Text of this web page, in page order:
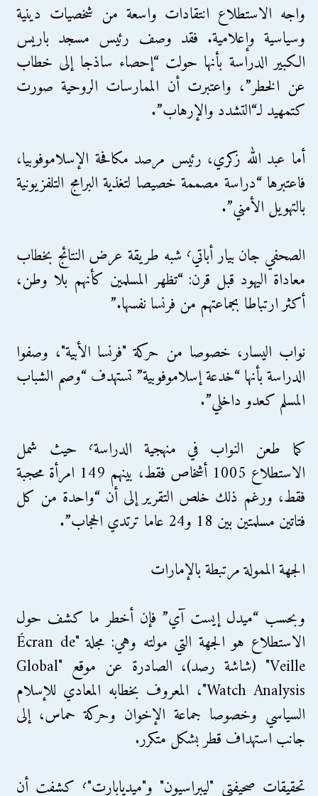
واجه الاستطلاع انتقادات واسعة من شخصيات دينية
وسياسية وإعلامية. فقد وصف رئيس مسجد باريس
الكبير الدراسة بأنها حولت “إحصاء ساذجا إلى خطاب
عن الخطر”، واعتبرت أن الممارسات الروحية صورت
كتمهيد لـ“التشدد والإرهاب”.
أما عبد الله زكري، رئيس مرصد مكافحة الإسلاموفوبيا،
فاعتبرها “دراسة مصممة خصيصا لتغذية البرامج التلفزيونية
بالتهويل الأمني”.
الصحفي جان بيار أباتي٬ شبه طريقة عرض النتائج بخطاب
معاداة اليهود قبل قرن: “تظهر المسلمين كأنهم بلا وطن،
أكثر ارتباطا بجماعتهم من فرنسا نفسها.”
نواب اليسار، خصوصا من حركة "فرنسا الأبية"، وصفوا
الدراسة بأنها “خدعة إسلاموفوبية” تستهدف “وصم الشباب
المسلم كعدو داخلي”.
كما طعن النواب في منهجية الدراسة٬ حيث شمل
الاستطلاع 1005 أشخاص فقط، بينهم 149 امرأة محجبة
فقط، ورغم ذلك خلص التقرير إلى أن “واحدة من كل
فتاتين مسلمتين بين 18 و24 عاما ترتدي الحجاب”.
الجهة الممولة مرتبطة بالإمارات
وبحسب “ميدل إيست آي” فإن أخطر ما كشف حول
الاستطلاع هو الجهة التي مولته وهي: مجلة "Écran de
Veille" (شاشة رصد)، الصادرة عن موقع "Global
Watch Analysis"، المعروف بخطابه المعادي للإسلام
السياسي وخصوصا جماعة الإخوان وحركة حماس، إلى
جانب استهداف قطر بشكل متكرر.
تحقيقات صحيفتي "ليبراسيون" و"ميديابارت"٬ كشفت أن